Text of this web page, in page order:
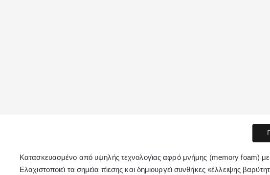
Κατασκευασμενο από υψηλης τεχνολογιας αφρό μνημης (memory foam)
Eλαχιστοποιει τα σημεια πιεσης και δημιουργείσυνθηκες «ελλειψης βαρυ